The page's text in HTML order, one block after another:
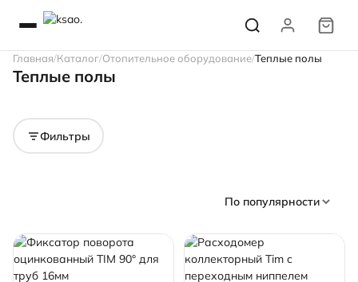
Главная Каталог Отопительное оборудование Теплые полы
Теплые полы
Комплектующие для
теплых полов
Фильтры
По популярности